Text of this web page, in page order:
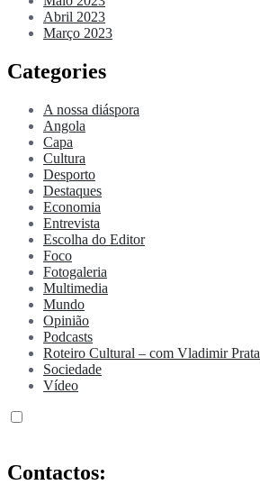
Abril 2023
Março 2023
Categories
A nossa diáspora
Angola
Capa
Cultura
Desporto
Destaques
Economia
Entrevista
Escolha do Editor
Foco
Fotogaleria
Multimedia
Mundo
Opinião
Podcasts
Roteiro Cultural – com Vladimir Prata
Sociedade
Vídeo
Contactos: